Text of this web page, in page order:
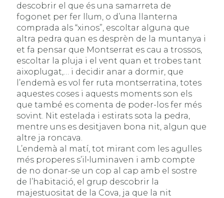
descobrir el que és una samarreta de
fogonet per fer llum, o d’una llanterna
comprada als “xinos”, escoltar alguna que
altra pedra quan es desprèn de la muntanya i
et fa pensar que Montserrat es cau a trossos,
escoltar la pluja i el vent quan et trobes tant
aixoplugat,… i decidir anar a dormir, que
l’endemà es vol fer ruta montserratina, totes
aquestes coses i aquests moments son els
que també es comenta de poder-los fer més
sovint. Nit estelada i estirats sota la pedra,
mentre uns es desitjaven bona nit, algun que
altre ja roncava.
L’endemà al matí, tot mirant com les agulles
més properes s’il•luminaven i amb compte
de no donar-se un cop al cap amb el sostre
de l’habitació, el grup descobrir la
majestuositat de la Cova, ja que la nit